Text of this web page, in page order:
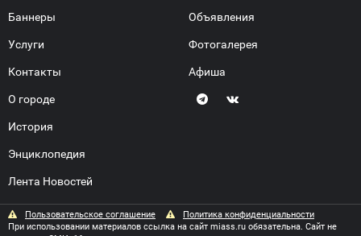
Баннеры
Услуги
Контакты
О городе
История
Энциклопедия
Лента Новостей
Объявления
Фотогалерея
Афиша
Пользовательское соглашение
Политика конфиденциальности
При использовании материалов ссылка на сайт miass.ru обязательна. Сайт не